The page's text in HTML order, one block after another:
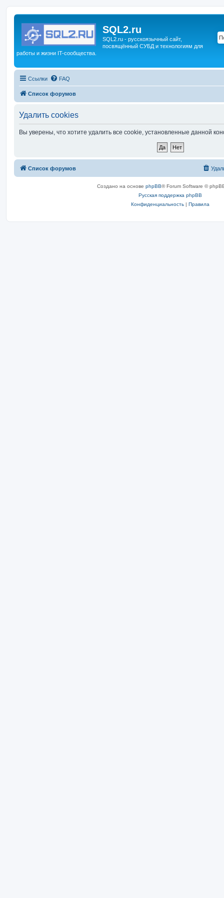
SQL2.ru
SQL2.ru - русскоязычный сайт,
посвящённый СУБД и технологиям для
работы и жизни IT-сообщества.
Ссылки FAQ
Список форумов
Удалить cookies
Вы уверены, что хотите удалить все cookie, установленные данной
Список форумов
Создано на основе phpBB® Forum Software ©
Русская поддержка phpBB
Конфиденциальность | Правила